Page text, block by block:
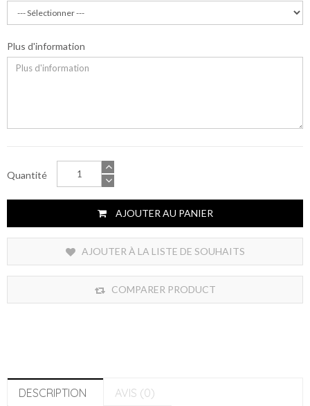
Plus d'information
Quantité
AJOUTER AU PANIER
AJOUTER À LA LISTE DE SOUHAITS
COMPARER PRODUCT
DESCRIPTION
AVIS (0)